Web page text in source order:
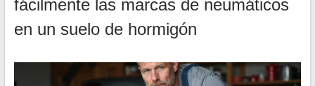
fácilmente las marcas de neumáticos
en un suelo de hormigón